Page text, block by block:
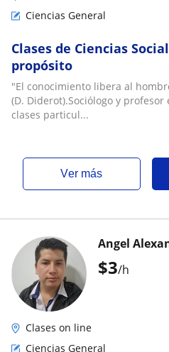
Ciencias General
Clases de Ciencias
propósito
"El conocimiento libera al
(D. Diderot).Sociólogo y
clases particul...
ver más
$3/h
Angel
Clases on line
Ciencias General